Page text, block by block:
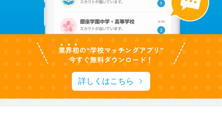
詳しくはこちら